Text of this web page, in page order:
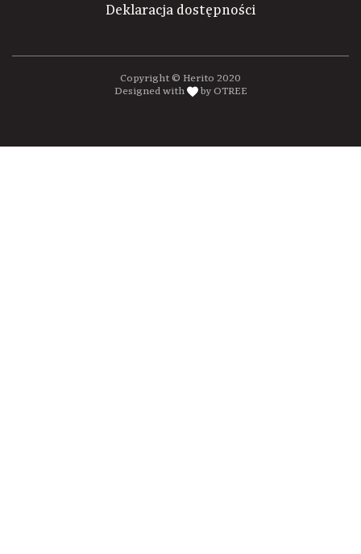
Deklaracja dostępności
Copyright © Herito 2020
Designed with
by OTREE